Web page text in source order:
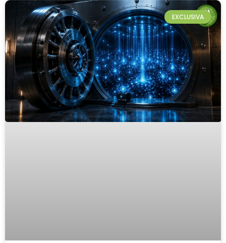
EXCLUSIVA